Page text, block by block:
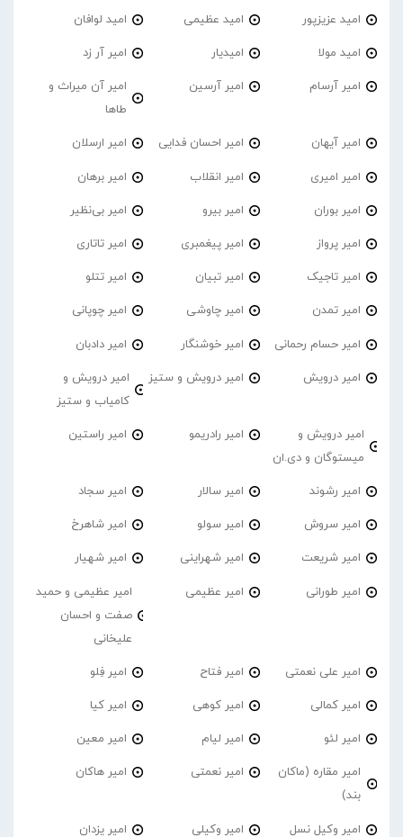
امید عزیزپور امید عظیمی امید لوافان
امید مولا امیدیار امیر آر زد
امیر آرسام امیر آرسین
امیر آن میراث و
طاها
امیر آیهان امیر احسان فدایی امیر ارسلان
امیر امیری امیر انقلاب امیر برهان
امیر‌ بوران امیر بیرو امیر بی‌نظیر
امیر پرواز امیر پیغمبری امیر تاتاری
امیر تاجیک امیر تبیان امیر تتلو
امیر تمدن امیر چاوشی امیر چوپانی
امیر حسام رحمانی امیر خوشنگار امیر دادبان
امیر درویش امیر درویش و ستیز
امیر درویش و
کامیاب و ستیز
امیر درویش و
میستوگان و دی.ان
امیر رادریمو امیر راستین
امیر رشوند امیر سالار امیر سجاد
امیر سروش امیر سولو امیر شاهرخ
امیر شریعت امیر شهراینی امیر شهیار
امیر طورانی امیر عظیمی
امیر عظیمی و حمید
صفت و احسان
علیخانی
امیر علی نعمتی امیر فتاح امیر فِلو
امیر کمالی امیر کوهی امیر کیا
امیر لئو امیر لیام امیر معین
امیر مقاره (ماکان
بند)
امیر نعمتی امیر هاکان
امیر وکیل نسل امیر وکیلی امیر یزدان